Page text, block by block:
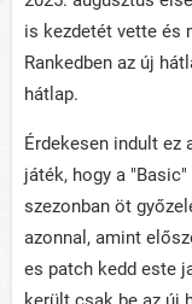
is kezdetét vette és
Rankedben az új
hátlap.
Érdekesen indult ez
játék, hogy a
szezonban öt
azonnal, amint
es patch kedd este